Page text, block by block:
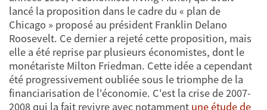
lancé la proposition dans le cadre du « plan de
Chicago » proposé au président Franklin Delano
Roosevelt. Ce dernier a rejeté cette proposition, mais
elle a été reprise par plusieurs économistes, dont le
monétariste Milton Friedman. Cette idée a cependant
été progressivement oubliée sous le triomphe de la
financiarisation de l'économie. C'est la crise de 2007-
2008 qui la fait revivre avec notamment une étude de